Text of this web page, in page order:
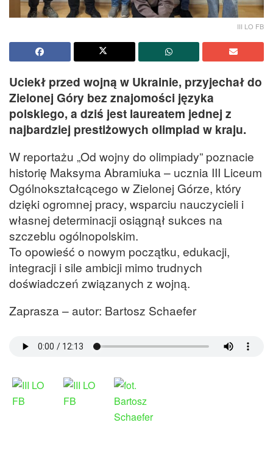
III LO FB
Uciekł przed wojną w Ukrainie, przyjechał do
Zielonej Góry bez znajomości języka
polskiego, a dziś jest laureatem jednej z
najbardziej prestiżowych olimpiad w kraju.
W reportażu „Od wojny do olimpiady” poznacie
historię Maksyma Abramiuka – ucznia III Liceum
Ogólnokształcącego w Zielonej Górze, który
dzięki ogromnej pracy, wsparciu nauczycieli i
własnej determinacji osiągnął sukces na
szczeblu ogólnopolskim.
To opowieść o nowym początku, edukacji,
integracji i sile ambicji mimo trudnych
doświadczeń związanych z wojną.
Zaprasza – autor: Bartosz Schaefer